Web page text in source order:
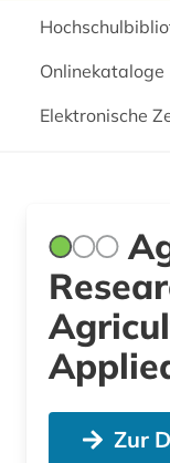
Onlinekataloge
Elektronische
Zur